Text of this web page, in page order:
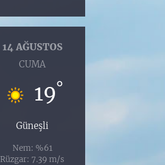
14 AĞUSTOS
CUMA
19°
Güneşli
Nem: %61
Rüzgar: 7.39 m/s